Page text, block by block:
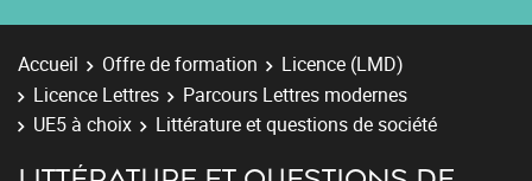
Accueil Offre de formation
Licence (LMD)
Licence Lettres
Parcours Lettres modernes
UE5 à choix
Littérature et questions de société